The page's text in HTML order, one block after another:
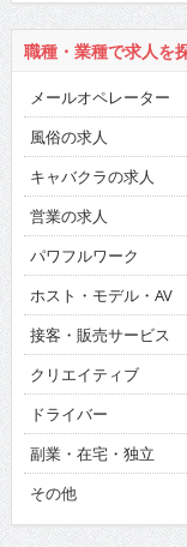
職種・業種で求人を
メールオペレーター
風俗の求人
キャバクラの求人
営業の求人
パワフルワーク
ホスト・モデル・AV
接客・販売サービス
クリエイティブ
ドライバー
副業・在宅・独立
その他